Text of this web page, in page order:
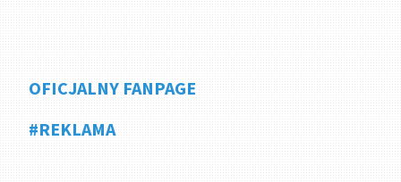
OFICJALNY FANPAGE
#REKLAMA